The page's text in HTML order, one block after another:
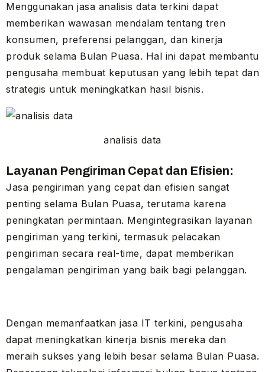
Menggunakan jasa analisis data terkini dapat
memberikan wawasan mendalam tentang tren
konsumen, preferensi pelanggan, dan kinerja
produk selama Bulan Puasa. Hal ini dapat membantu
pengusaha membuat keputusan yang lebih tepat dan
strategis untuk meningkatkan hasil bisnis.
analisis data
Layanan Pengiriman Cepat dan Efisien:
Jasa pengiriman yang cepat dan efisien sangat
penting selama Bulan Puasa, terutama karena
peningkatan permintaan. Mengintegrasikan layanan
pengiriman yang terkini, termasuk pelacakan
pengiriman secara real-time, dapat memberikan
pengalaman pengiriman yang baik bagi pelanggan.
Dengan memanfaatkan jasa IT terkini, pengusaha
dapat meningkatkan kinerja bisnis mereka dan
meraih sukses yang lebih besar selama Bulan Puasa.